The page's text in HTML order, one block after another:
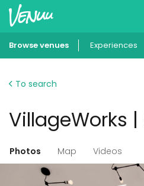
Wish
Add your
Browse venues Experiences
To search
VillageWorks |
Photos Map Videos